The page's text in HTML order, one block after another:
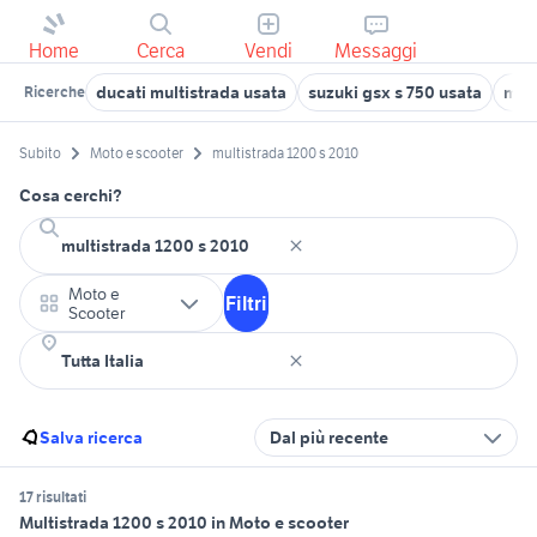
Home Cerca Vendi Messaggi
Ricerche ducati multistrada usata suzuki gsx s 750 usata
Subito Moto e scooter multistrada 1200 s 2010
Cosa cerchi?
Moto e
Scooter
Filtri
Salva ricerca Dal più recente
17 risultati
Multistrada 1200 s 2010 in Moto e scooter